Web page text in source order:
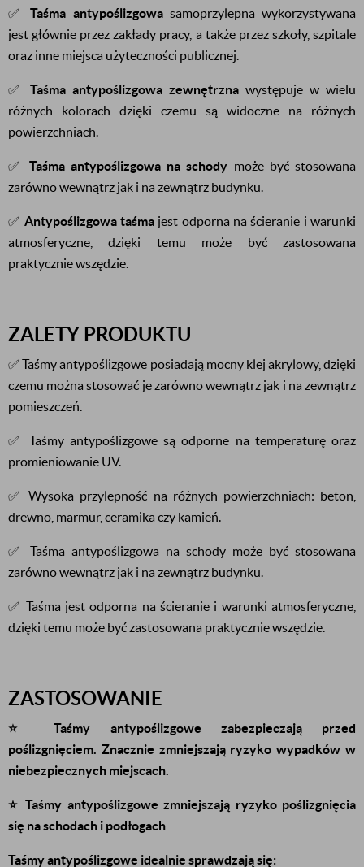
✅Taśma antypoślizgowasamoprzylepna wykorzystywana
jest głównie przez zakłady pracy, a także przez szkoły, szpitale
oraz inne miejsca użyteczności publicznej.
✅ Taśma antypoślizgowa zewnętrzna występuje w wielu
różnych kolorach dzięki czemu są widoczne na różnych
powierzchniach.
✅ Taśma antypoślizgowa na schody może być stosowana
zarówno wewnątrz jak i na zewnątrz budynku.
✅ Antypoślizgowa taśma jest odporna na ścieranie i warunki
atmosferyczne, dzięki temu może być zastosowana
praktycznie wszędzie.
ZALETY PRODUKTU
✅ Taśmy antypoślizgowe posiadają mocny klej akrylowy, dzięki
czemu można stosować je zarówno wewnątrz jak i na zewnątrz
pomieszczeń.
✅ Taśmy antypoślizgowe są odporne na temperaturę oraz
promieniowanie UV.
✅ Wysoka przylepność na różnych powierzchniach: beton,
drewno, marmur, ceramika czy kamień.
✅ Taśma antypoślizgowa na schody może być stosowana
zarówno wewnątrz jak i na zewnątrz budynku.
✅ Taśma jest odporna na ścieranie i warunki atmosferyczne,
dzięki temu może być zastosowana praktycznie wszędzie.
ZASTOSOWANIE
⭐️ Taśmy antypoślizgowe zabezpieczają przed
poślizgnięciem. Znacznie zmniejszają ryzyko wypadków w
niebezpiecznych miejscach.
⭐️ Taśmy antypoślizgowe zmniejszają ryzyko poślizgnięcia
się na schodach i podłogach
Taśmy antypoślizgowe idealnie sprawdzają się: